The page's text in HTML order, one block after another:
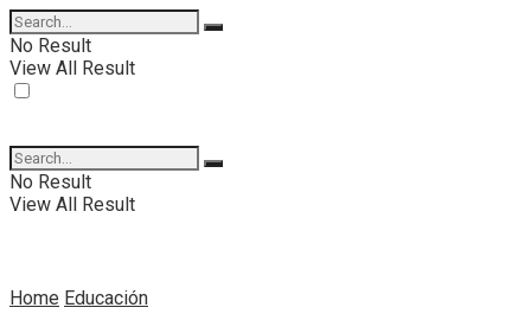
No Result
View All Result
No Result
View All Result
Home Educación